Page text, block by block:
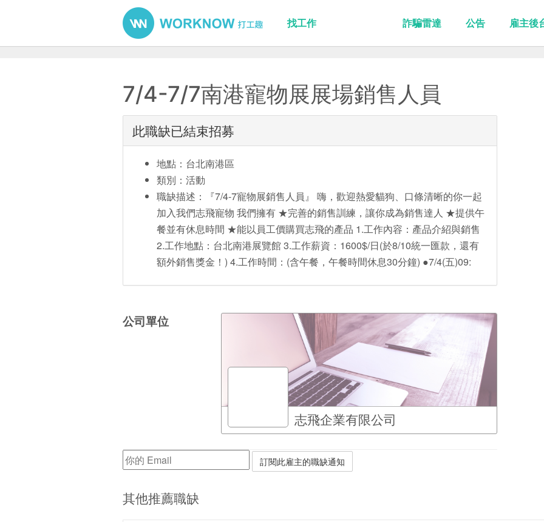
找工作 詐騙雷達 公告 雇主後
7/4-7/7南港寵物展展場銷售人員
此職缺已結束招募
地點：台北南港區
類別：活動
職缺描述：『7/4-7寵物展銷售人員』 嗨，歡迎熱愛貓狗、口條清晰的你一起
加入我們志飛寵物 我們擁有 ★完善的銷售訓練，讓你成為銷售達人 ★提供午
餐並有休息時間 ★能以員工價購買志飛的產品 1.工作內容：產品介紹與銷售
2.工作地點：台北南港展覽館 3.工作薪資：1600$/日(於8/10統一匯款，還有
額外銷售獎金！) 4.工作時間：(含午餐，午餐時間休息30分鐘) ●7/4(五)09:
公司單位
志飛企業有限公司
其他推薦職缺